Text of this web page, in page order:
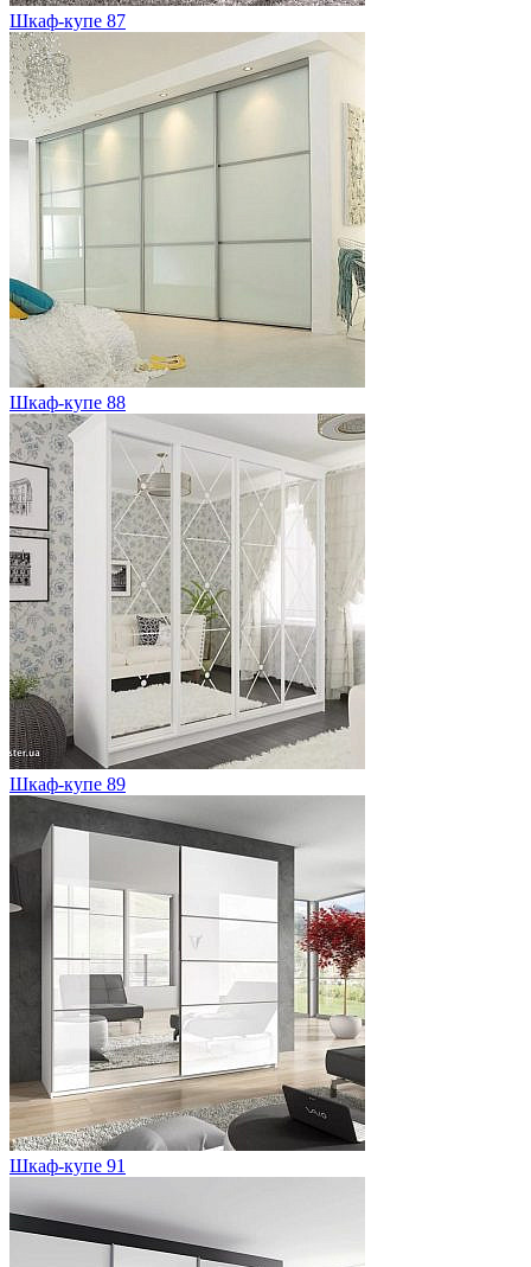
Шкаф-купе 87
Шкаф-купе 88
Шкаф-купе 89
Шкаф-купе 91